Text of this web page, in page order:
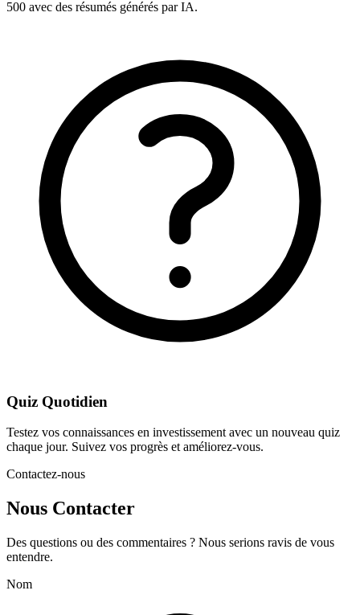
500 avec des résumés générés par IA.
Quiz Quotidien
Testez vos connaissances en investissement avec un nouveau quiz
chaque jour. Suivez vos progrès et améliorez-vous.
Contactez-nous
Nous Contacter
Des questions ou des commentaires ? Nous serions ravis de vous
entendre.
Nom